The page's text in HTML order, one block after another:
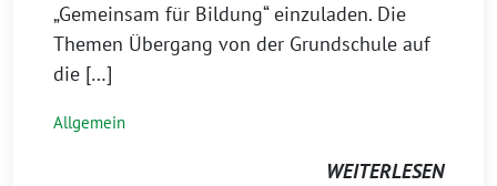
„Gemeinsam für Bildung“ einzuladen. Die
Themen Übergang von der Grundschule auf
die […]
Allgemein
WEITERLESEN